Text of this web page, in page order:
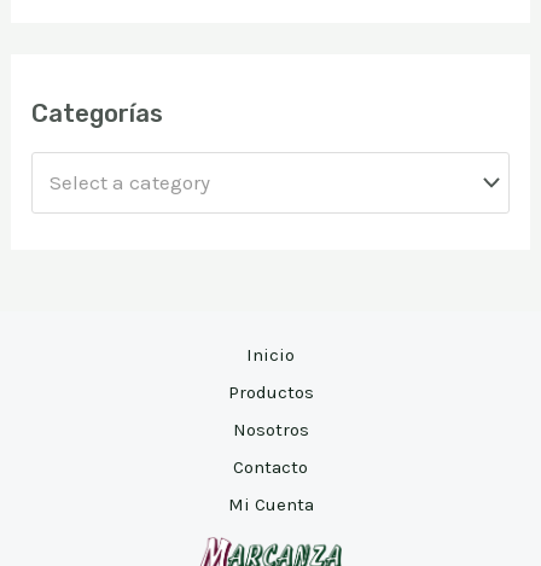
a
r
Categorías
Select a category
Inicio
Productos
Nosotros
Contacto
Mi Cuenta